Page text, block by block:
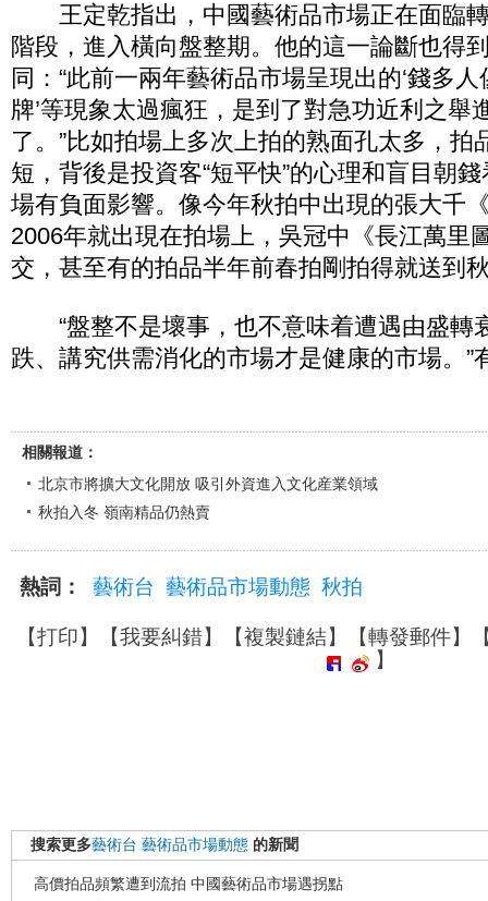
王定乾指出，中國藝術品市場正在面臨
階段，進入橫向盤整期。他的這一論斷也得
同：“此前一兩年藝術品市場呈現出的‘錢多人
牌’等現象太過瘋狂，是到了對急功近利之舉
了。”比如拍場上多次上拍的熟面孔太多，拍
短，背後是投資客“短平快”的心理和盲目朝
場有負面影響。像今年秋拍中出現的張大千
2006年就出現在拍場上，吳冠中《長江萬里
交，甚至有的拍品半年前春拍剛拍得就送到
“盤整不是壞事，也不意味着遭遇由盛轉
跌、講究供需消化的市場才是健康的市場。”
相關報道：
北京市將擴大文化開放 吸引外資進入文化産業領域
秋拍入冬 嶺南精品仍熱賣
熱詞： 藝術台 藝術品市場動態 秋拍
【打印】【我要糾錯】【複製鏈結】【轉發郵件】
】
搜索更多藝術台 藝術品市場動態 的新聞
高價拍品頻繁遭到流拍 中國藝術品市場遇拐點